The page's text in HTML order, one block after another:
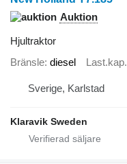
Auktion
Hjultraktor
Bränsle diesel Last.kap.
Sverige, Karlstad
Klaravik Sweden